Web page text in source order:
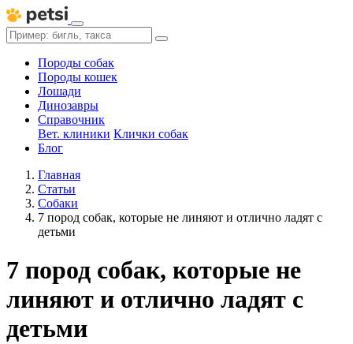
Породы собак
Породы кошек
Лошади
Динозавры
Справочник
Вет. клиники Клички собак
Блог
Главная
Статьи
Собаки
7 пород собак, которые не линяют и отлично ладят с
детьми
7 пород собак, которые не
линяют и отлично ладят с
детьми